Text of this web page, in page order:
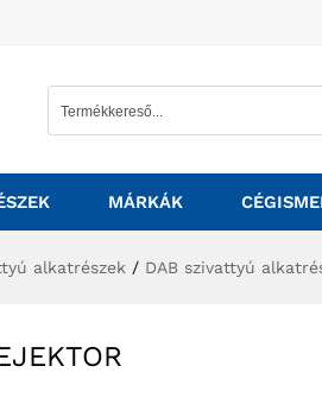
MÁRKÁK
alkatrészek / DAB szivattyú